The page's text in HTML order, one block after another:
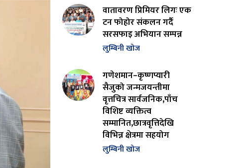
वातावरण प्रिमियर लिगः एक
टन फोहोर संकलन गर्दै
सरसफाइ अभियान सम्पन्न
लुम्बिनी खोज
गणेशमान–कृष्णप्यारी
सैजुको जन्मजयन्तीमा
वृत्तचित्र सार्वजनिक,पाँच
विशिष्ट व्यक्तित्व
सम्मानित,छात्रवृत्तिदेखि
विभिन्न क्षेत्रमा सहयोग
लुम्बिनी खोज